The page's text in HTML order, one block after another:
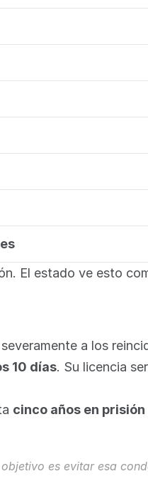
El estado ve esto
a los
10 días. Su licencia
cinco años en